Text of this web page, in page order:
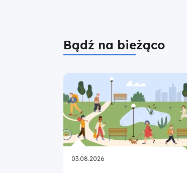
Bądź na bieżąco
03.08.2026